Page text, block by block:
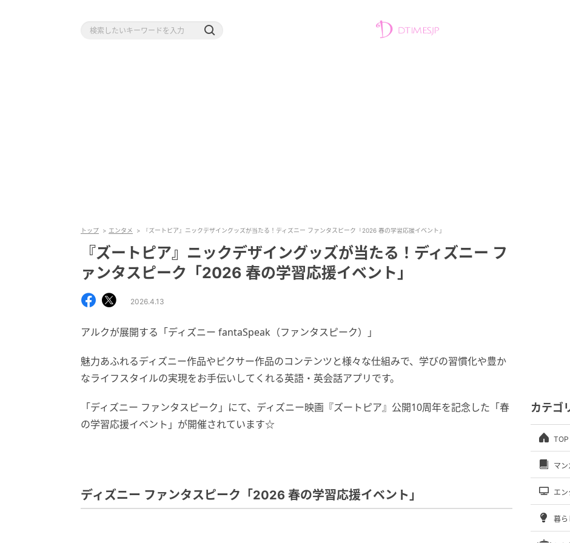
トップ エンタメ 『ズートピア』ニックデザイングッズが当たる！ディズニー ファンタスピーク「2026 春の学習応援イベント」
『ズートピア』ニックデザイングッズが当たる！ディズニー フ
ァンタスピーク「2026 春の学習応援イベント」
2026.4.13
アルクが展開する「ディズニー fantaSpeak（ファンタスピーク）」
魅力あふれるディズニー作品やピクサー作品のコンテンツと様々な仕組みで、学びの習慣化や豊か
なライフスタイルの実現をお手伝いしてくれる英語・英会話アプリです。
「ディズニー ファンタスピーク」にて、ディズニー映画『ズートピア』公開10周年を記念した「春
の学習応援イベント」が開催されています☆
ディズニー ファンタスピーク「2026 春の学習応援イベント」
カテゴ
TOP
マン
エン
暮ら